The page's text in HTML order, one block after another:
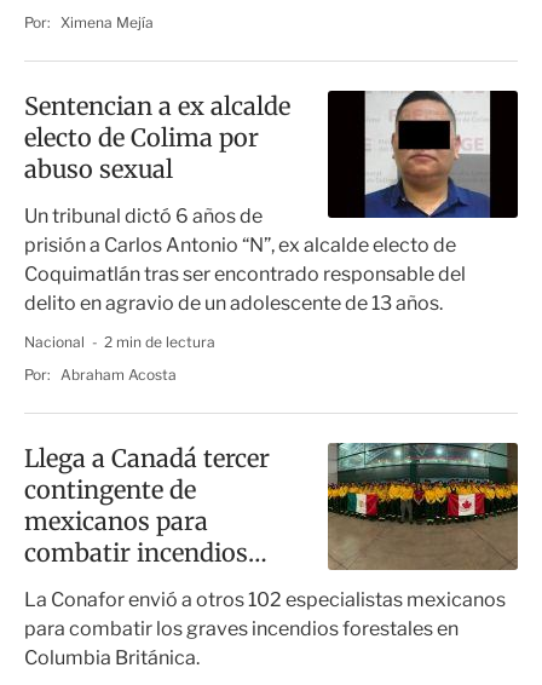
Por: Ximena Mejía
Sentencian a ex alcalde
electo de Colima por
abuso sexual
Un tribunal dictó 6 años de
prisión a Carlos Antonio “N”, ex alcalde electo de
Coquimatlán tras ser encontrado responsable del
delito en agravio de un adolescente de 13 años.
Nacional
2 min de lectura
Por:
Abraham Acosta
Llega a Canadá tercer
contingente de
mexicanos para
combatir incendios
La Conafor envió a otros 102 especialistas mexicanos
para combatir los graves incendios forestales en
Columbia Británica.